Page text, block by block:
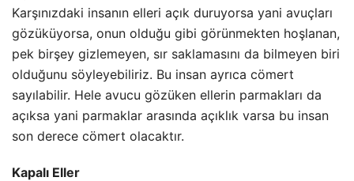
Karşınızdaki insanın elleri açık duruyorsa yani avuçları
gözüküyorsa, onun olduğu gibi görünmekten hoşlanan,
pek birşey gizlemeyen, sır saklamasını da bilmeyen biri
olduğunu söyleyebiliriz. Bu insan ayrıca cömert
sayılabilir. Hele avucu gözüken ellerin parmakları da
açıksa yani parmaklar arasında açıklık varsa bu insan
son derece cömert olacaktır.
Kapalı Eller